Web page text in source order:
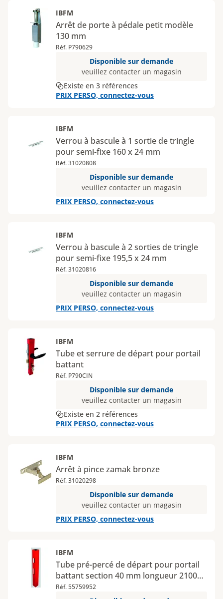
IBFM
Arrêt de porte à pédale petit modèle
130 mm
Réf. P790629
Disponible sur demande
veuillez contacter un magasin
Existe en 3 références
PRIX PERSO, connectez-vous
IBFM
Verrou à bascule à 1 sortie de tringle
pour semi-fixe 160 x 24 mm
Réf. 31020808
Disponible sur demande
veuillez contacter un magasin
PRIX PERSO, connectez-vous
IBFM
Verrou à bascule à 2 sorties de tringle
pour semi-fixe 195,5 x 24 mm
Réf. 31020816
Disponible sur demande
veuillez contacter un magasin
PRIX PERSO, connectez-vous
IBFM
Tube et serrure de départ pour portail
battant
Réf. P790CIN
Disponible sur demande
veuillez contacter un magasin
Existe en 2 références
PRIX PERSO, connectez-vous
IBFM
Arrêt à pince zamak bronze
Réf. 31020298
Disponible sur demande
veuillez contacter un magasin
PRIX PERSO, connectez-vous
IBFM
Tube pré-percé de départ pour portail
battant section 40 mm longueur 2100
mm
Réf. 55759952